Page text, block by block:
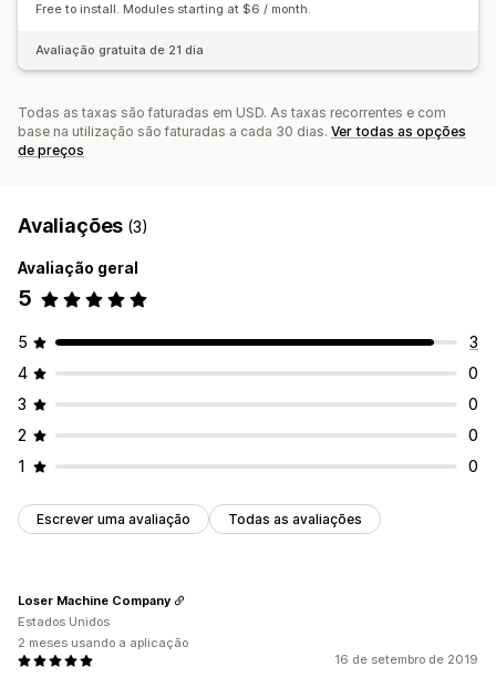
Free to install. Modules starting at $6 / month.
Avaliação gratuita de 21 dia
Todas as taxas são faturadas em USD. As taxas recorrentes e com
base na utilização são faturadas a cada 30 dias. Ver todas as opções
de preços
Avaliações (3)
Avaliação geral
5
5
3
4
0
3
0
2
0
1
0
Escrever uma avaliação Todas as avaliações
16 de setembro de 2019
Loser Machine Company
Estados Unidos
2 meses usando a aplicação